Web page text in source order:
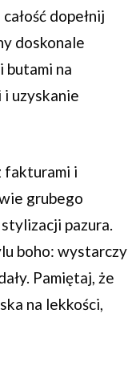
dopełnij
doskonale
butami na
i uzyskanie
fakturami i
grubego
pazura.
boho: wystarczy
Pamiętaj, że
na lekkości,